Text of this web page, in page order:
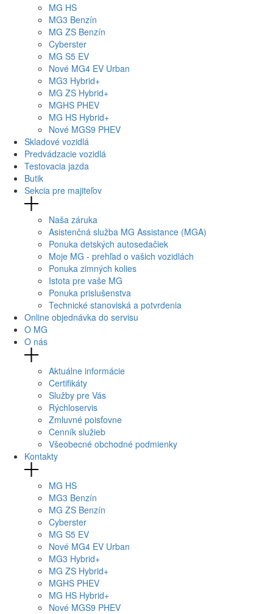
MG HS
MG3 Benzín
MG ZS Benzín
Cyberster
MG S5 EV
Nové MG4 EV Urban
MG3 Hybrid+
MG ZS Hybrid+
MGHS PHEV
MG HS Hybrid+
Nové MGS9 PHEV
Skladové vozidlá
Predvádzacie vozidlá
Testovacia jazda
Butik
Sekcia pre majiteľov
Naša záruka
Asistenčná služba MG Assistance (MGA)
Ponuka detských autosedačiek
Moje MG - prehľad o vašich vozidlách
Ponuka zimných kolies
Istota pre vaše MG
Ponuka prislušenstva
Technické stanoviská a potvrdenia
Online objednávka do servisu
O MG
O nás
Aktuálne informácie
Certifikáty
Služby pre Vás
Rýchloservis
Zmluvné poisťovne
Cenník služieb
Všeobecné obchodné podmienky
Kontakty
MG HS
MG3 Benzín
MG ZS Benzín
Cyberster
MG S5 EV
Nové MG4 EV Urban
MG3 Hybrid+
MG ZS Hybrid+
MGHS PHEV
MG HS Hybrid+
Nové MGS9 PHEV